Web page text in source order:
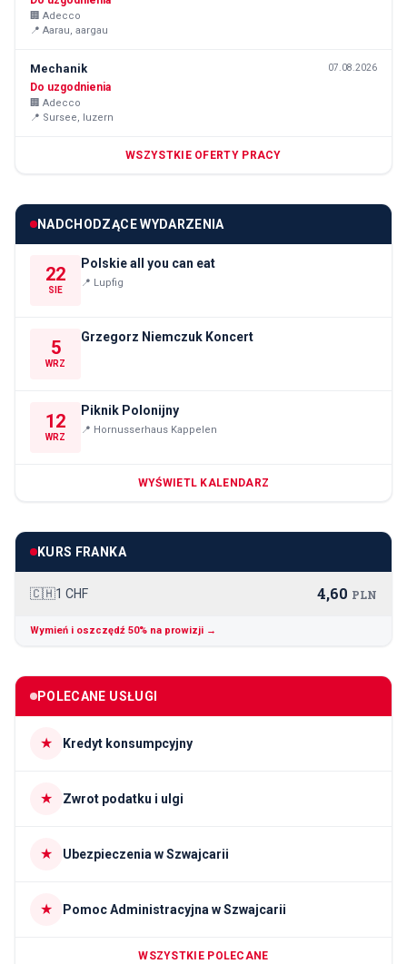
🏢 Adecco
📍 Aarau, aargau
Mechanik 07.08.2026
Do uzgodnienia
🏢 Adecco
📍 Sursee, luzern
WSZYSTKIE OFERTY PRACY
NADCHODZĄCE WYDARZENIA
22
SIE
Polskie all you can eat
📍 Lupfig
5
WRZ
Grzegorz Niemczuk Koncert
12
WRZ
Piknik Polonijny
📍 Hornusserhaus Kappelen
WYŚWIETL KALENDARZ
KURS FRANKA
🇨🇭1 CHF 4,60 PLN
Wymień i oszczędź 50% na prowizji →
POLECANE USŁUGI
★ Kredyt konsumpcyjny
★ Zwrot podatku i ulgi
★ Ubezpieczenia w Szwajcarii
★ Pomoc Administracyjna w Szwajcarii
WSZYSTKIE POLECANE